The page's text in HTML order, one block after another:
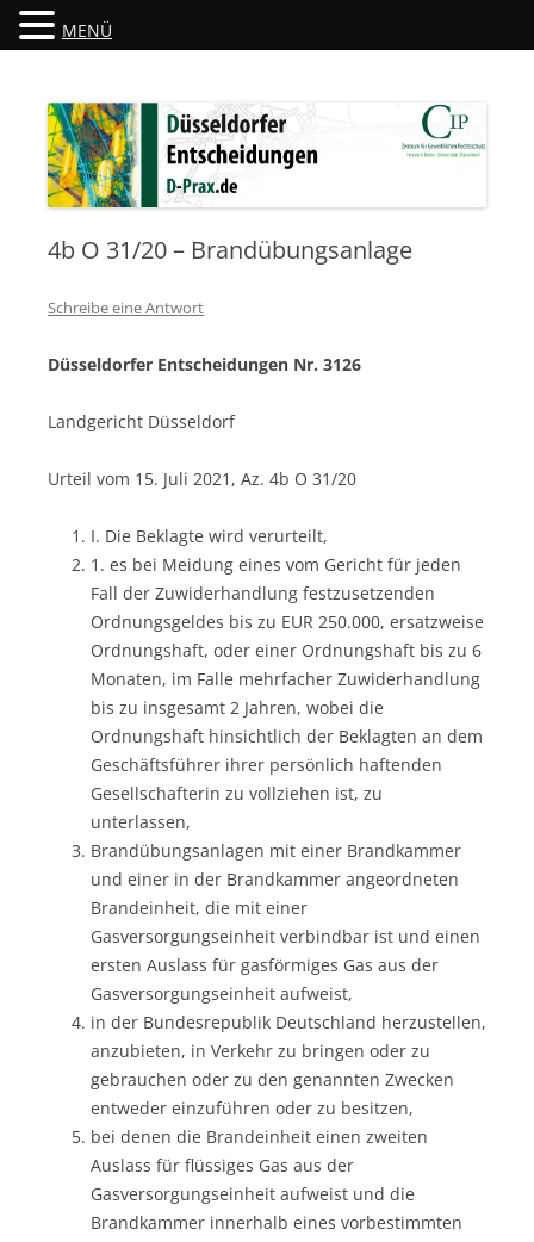
Düsseldorfer Entscheidungen
4b O 31/20 – Brandübungsanlage
Schreibe eine Antwort
Düsseldorfer Entscheidungen Nr. 3126
Landgericht Düsseldorf
Urteil vom 15. Juli 2021, Az. 4b O 31/20
I. Die Beklagte wird verurteilt,
1. es bei Meidung eines vom Gericht für jeden
Fall der Zuwiderhandlung festzusetzenden
Ordnungsgeldes bis zu EUR 250.000, ersatzweise
Ordnungshaft, oder einer Ordnungshaft bis zu 6
Monaten, im Falle mehrfacher Zuwiderhandlung
bis zu insgesamt 2 Jahren, wobei die
Ordnungshaft hinsichtlich der Beklagten an dem
Geschäftsführer ihrer persönlich haftenden
Gesellschafterin zu vollziehen ist, zu
unterlassen,
Brandübungsanlagen mit einer Brandkammer
und einer in der Brandkammer angeordneten
Brandeinheit, die mit einer
Gasversorgungseinheit verbindbar ist und einen
ersten Auslass für gasförmiges Gas aus der
Gasversorgungseinheit aufweist,
in der Bundesrepublik Deutschland herzustellen,
anzubieten, in Verkehr zu bringen oder zu
gebrauchen oder zu den genannten Zwecken
entweder einzuführen oder zu besitzen,
bei denen die Brandeinheit einen zweiten
Auslass für flüssiges Gas aus der
Gasversorgungseinheit aufweist und die
Brandkammer innerhalb eines vorbestimmten
MENÜ